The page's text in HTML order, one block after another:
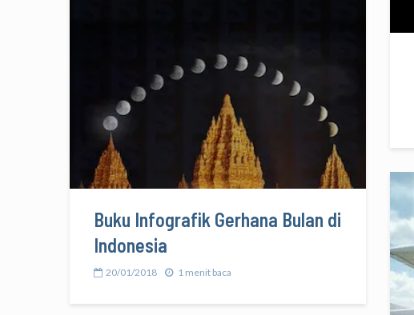
Buku Infografik Gerhana Bulan di
Indonesia
20/01/2018 1 menit baca